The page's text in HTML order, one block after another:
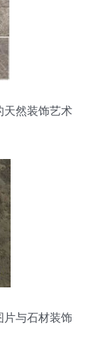
天然装饰艺术
片与石材装饰